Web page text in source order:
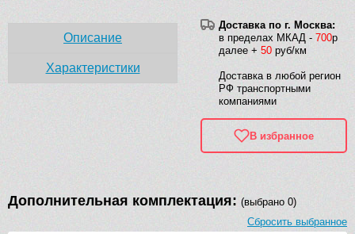
Доставка по г. Москва:
в пределах МКАД - 700р
далее + 50 руб/км
Доставка в любой регион
РФ транспортными
компаниями
В избранное
Описание
Характеристики
Дополнительная комплектация: (выбрано 0)
Сбросить выбранное